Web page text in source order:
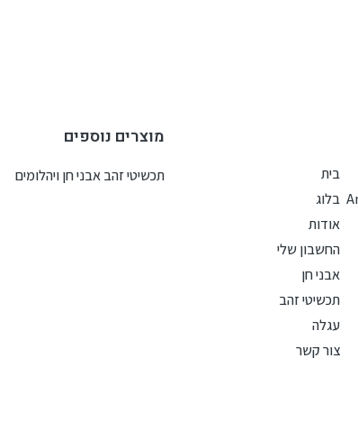
בית
בלוג
אודות
החשבון שלי
אבני חן
תכשיטי זהב
עגלה
צור קשר
מוצרים נוספים
תכשיטי זהב אבני חן ויהלומים